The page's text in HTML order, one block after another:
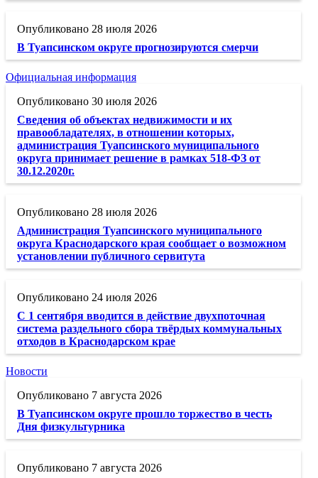
28 июля 2026
В Туапсинском округе прогнозируются смерчи
Официальная информация
30 июля 2026
Сведения об объектах недвижимости и их
правообладателях, в отношении которых,
администрация Туапсинского муниципального
округа принимает решение в рамках 518-ФЗ от
30.12.2020г.
28 июля 2026
Администрация Туапсинского муниципального
округа Краснодарского края сообщает о возможном
установлении публичного сервитута
24 июля 2026
С 1 сентября вводится в действие двухпоточная
система раздельного сбора твёрдых коммунальных
отходов в Краснодарском крае
Новости
7 августа 2026
В Туапсинском округе прошло торжество в честь
Дня физкультурника
7 августа 2026